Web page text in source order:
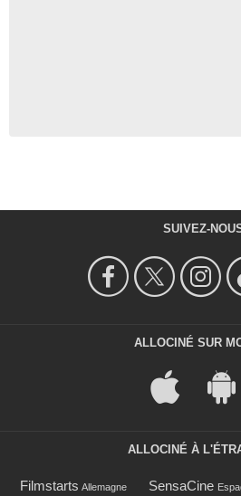
SUIVEZ-
ALLOCINÉ SUR
ALLOCINÉ À
Filmstarts Allemagne SensaCine